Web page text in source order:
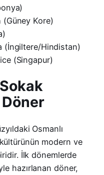
(Güney Kore)
(İngiltere/Hindistan)
(Singapur)
Osmanlı
modern ve
İlk dönemlerde
hazırlanan döner,